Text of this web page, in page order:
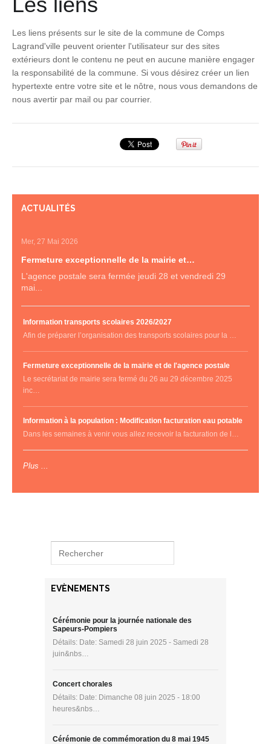
Les liens présents sur le site de la commune de Comps
Lagrand'ville peuvent orienter l'utilisateur sur des sites
extérieurs dont le contenu ne peut en aucune manière engager
la responsabilité de la commune. Si vous désirez créer un lien
hypertexte entre votre site et le nôtre, nous vous demandons de
nous avertir par mail ou par courrier.
ACTUALITÉS
Mer, 27 Mai 2026
Fermeture exceptionnelle de la mairie et…
L'agence postale sera fermée jeudi 28 et vendredi 29
mai...
Information transports scolaires 2026/2027
Afin de préparer l’organisation des transports scolaires pour la …
Fermeture exceptionnelle de la mairie et de l'agence postale
Le secrétariat de mairie sera fermé du 26 au 29 décembre 2025
inc…
Information à la population : Modification facturation eau potable
Dans les semaines à venir vous allez recevoir la facturation de l…
Plus ...
EVÈNEMENTS
Cérémonie pour la journée nationale des
Sapeurs-Pompiers
Détails: Date: Samedi 28 juin 2025 - Samedi 28
juin&nbs…
Concert chorales
Détails: Date: Dimanche 08 juin 2025 - 18:00
heures&nbs…
Cérémonie de commémoration du 8 mai 1945